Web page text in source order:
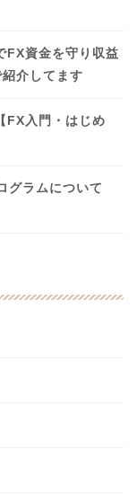
FX資金を守り収益
介してます
FX入門・はじめ
グラムについて